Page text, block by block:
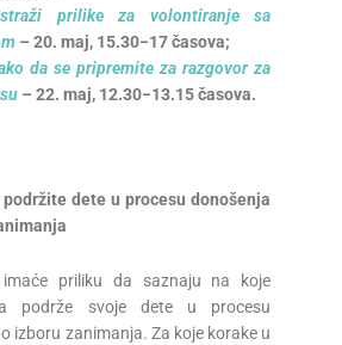
prilike za volontiranje sa
–20. maj, 15.30−17 časova;
da se pripremite za razgovor za
–22.maj, 12.30−13.15časova.
podržite dete u procesu donošenja
imaće priliku da saznaju na koje
podrže svoje dete u procesu
izboru zanimanja. Za koje korake u